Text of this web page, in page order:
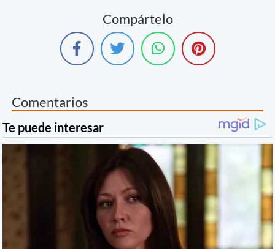
Compártelo
Comentarios